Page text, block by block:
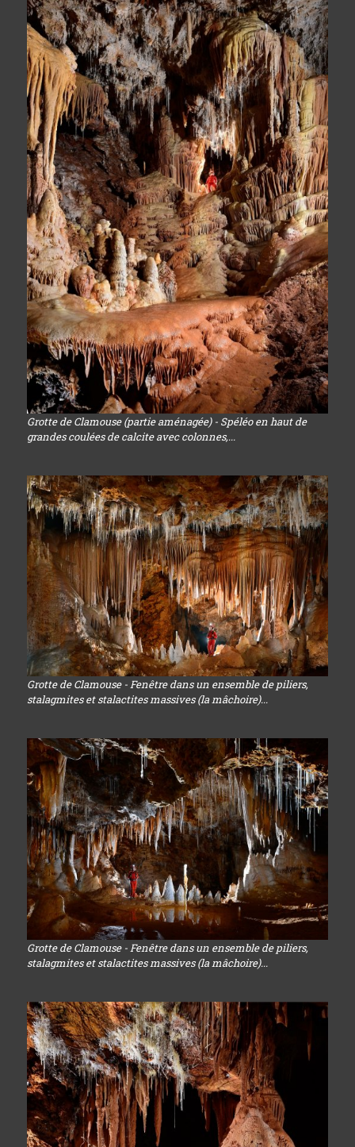
Grotte de Clamouse (partie aménagée) - Spéléo en haut de
grandes coulées de calcite avec colonnes,...
Grotte de Clamouse - Fenêtre dans un ensemble de piliers,
stalagmites et stalactites massives (la mâchoire)...
Grotte de Clamouse - Fenêtre dans un ensemble de piliers,
stalagmites et stalactites massives (la mâchoire)...